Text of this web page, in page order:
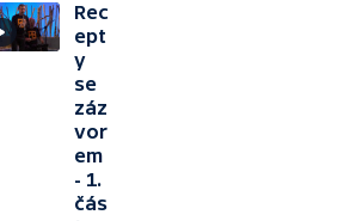
Rec
ept
y
se
záz
vor
em
- 1.
čás